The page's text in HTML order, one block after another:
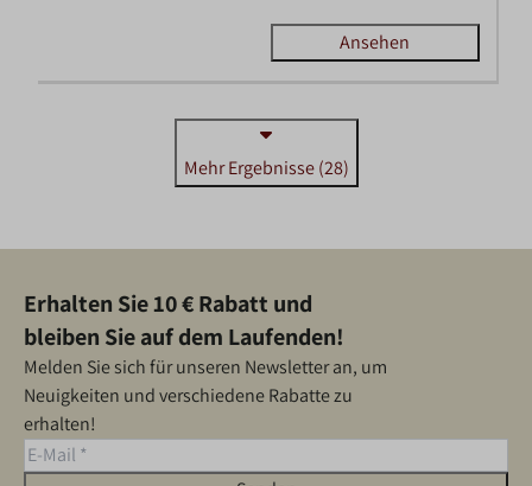
Ansehen
Mehr Ergebnisse (28)
Erhalten Sie 10 € Rabatt und
bleiben Sie auf dem Laufenden!
Melden Sie sich für unseren Newsletter an, um
Neuigkeiten und verschiedene Rabatte zu
erhalten!